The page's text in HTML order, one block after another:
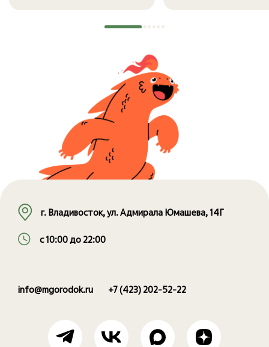
г. Владивосток, ул. Адмирала Юмашева, 14Г
с 10:00 до 22:00
info@mgorodok.ru +7 (423) 202-52-22